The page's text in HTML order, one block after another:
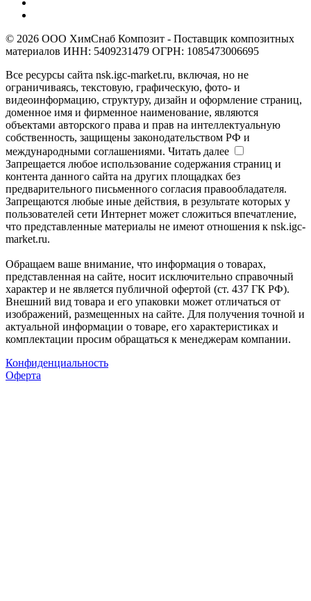
© 2026 ООО ХимСнаб Композит - Поставщик композитных
материалов ИНН: 5409231479 ОГРН: 1085473006695
Все ресурсы сайта nsk.igc-market.ru, включая, но не
ограничиваясь, текстовую, графическую, фото- и
видеоинформацию, структуру, дизайн и оформление страниц,
доменное имя и фирменное наименование, являются
объектами авторского права и прав на интеллектуальную
собственность, защищены законодательством РФ и
международными соглашениями. Читать далее
Запрещается любое использование содержания страниц и
контента данного сайта на других площадках без
предварительного письменного согласия правообладателя.
Запрещаются любые иные действия, в результате которых у
пользователей сети Интернет может сложиться впечатление,
что представленные материалы не имеют отношения к nsk.igc-
market.ru.
Обращаем ваше внимание, что информация о товарах,
представленная на сайте, носит исключительно справочный
характер и не является публичной офертой (ст. 437 ГК РФ).
Внешний вид товара и его упаковки может отличаться от
изображений, размещенных на сайте. Для получения точной и
актуальной информации о товаре, его характеристиках и
комплектации просим обращаться к менеджерам компании.
Конфиденциальность
Оферта